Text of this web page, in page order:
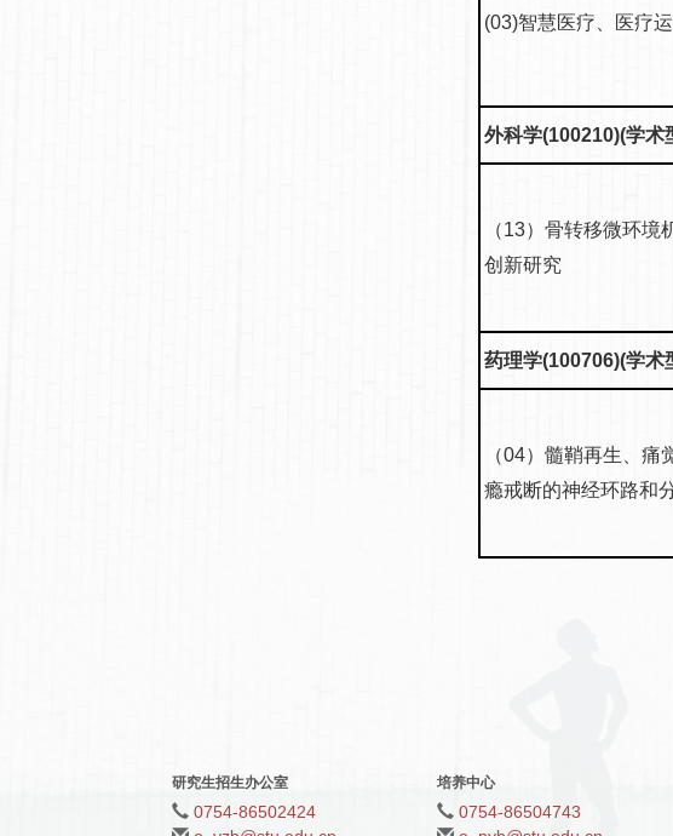
(03)智慧医疗、医疗
外科学(100210)(学术
（13）骨转移微环境
创新研究
药理学(100706)(学术
（04）髓鞘再生、痛
瘾戒断的神经环路和
研究生招生办公室
0754-86502424
培养中心
0754-86504743